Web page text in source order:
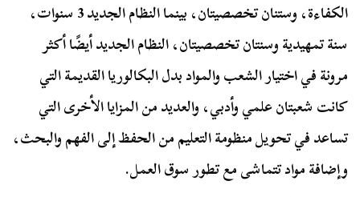
الكفاءة، وستنان تخصصيتان، بينما النظام الجديد 3 سنوات،
سنة تمهيدية وسنتان تخصصيتان، النظام الجديد أيضًا أكثر
مرونة في اختيار الشعب والمواد بدل البكالوريا القديمة التي
كانت شعبتان علمي وأدبي، والعديد من المزايا الأخرى التي
تساعد في تحويل منظومة التعليم من الحفظ إلى الفهم والبحث،
وإضافة مواد تتماشى مع تطور سوق العمل.